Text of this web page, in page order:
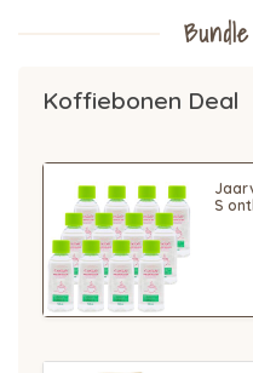
Koffiebonen Deal
S